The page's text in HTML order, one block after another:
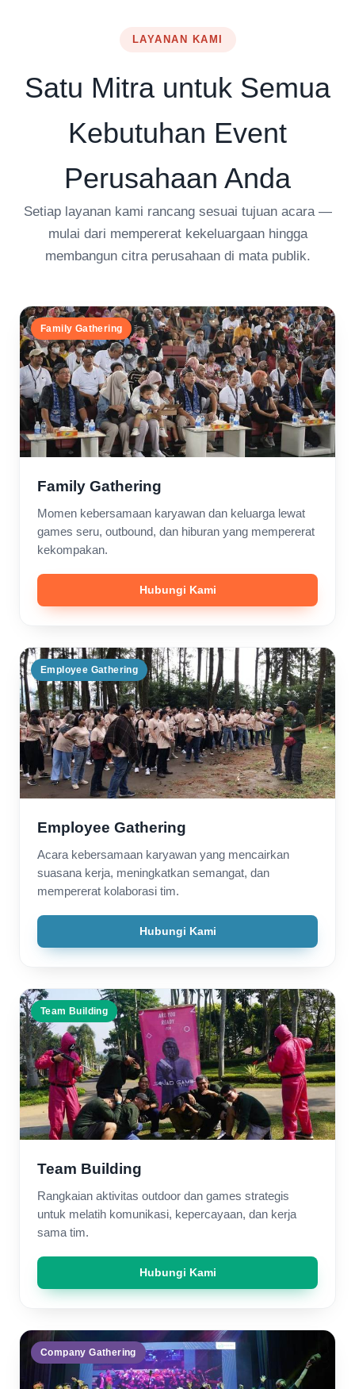
LAYANAN KAMI
Satu Mitra untuk Semua
Kebutuhan Event
Perusahaan Anda
Setiap layanan kami rancang sesuai tujuan acara —
mulai dari mempererat kekeluargaan hingga
membangun citra perusahaan di mata publik.
Family Gathering
Family Gathering
Momen kebersamaan karyawan dan keluarga lewat
games seru, outbound, dan hiburan yang mempererat
kekompakan.
Hubungi Kami
Employee Gathering
Employee Gathering
Acara kebersamaan karyawan yang mencairkan
suasana kerja, meningkatkan semangat, dan
mempererat kolaborasi tim.
Hubungi Kami
Team Building
Team Building
Rangkaian aktivitas outdoor dan games strategis
untuk melatih komunikasi, kepercayaan, dan kerja
sama tim.
Hubungi Kami
Company Gathering